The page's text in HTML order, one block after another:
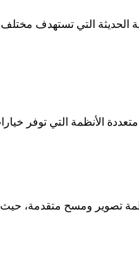
الأنظمة التي توفر
تصوير ومسح متقدمة،